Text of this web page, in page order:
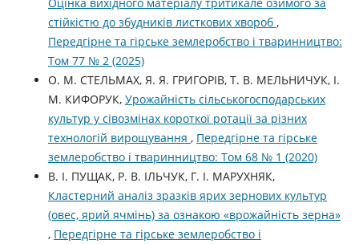
стійкістю до збудників листкових хвороб ,
Передгірне та гірське землеробство і тваринництво:
Том 77 № 2 (2025)
О. М. СТЕЛЬМАХ, Я. Я. ГРИГОРІВ, Т. В. МЕЛЬНИЧУК, І.
М. КИФОРУК, Урожайність сільськогосподарських
культур у сівозмінах короткої ротації за різних
технологій вирощування , Передгірне та гірське
землеробство і тваринництво: Том 68 № 1 (2020)
В. І. ПУЩАК, Р. В. ІЛЬЧУК, Г. І. МАРУХНЯК,
Кластерний аналіз зразків ярих зернових культур
(овес, ярий ячмінь) за ознакою «врожайність зерна»
, Передгірне та гірське землеробство і